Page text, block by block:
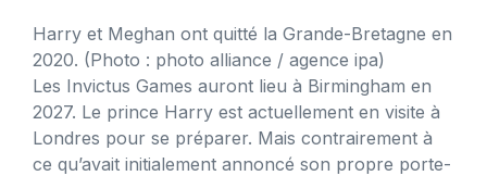
Harry et Meghan ont quitté la Grande-Bretagne en
2020. (Photo : photo alliance / agence ipa)
Les Invictus Games auront lieu à Birmingham en
2027. Le prince Harry est actuellement en visite à
Londres pour se préparer. Mais contrairement à
ce qu’avait initialement annoncé son propre porte-